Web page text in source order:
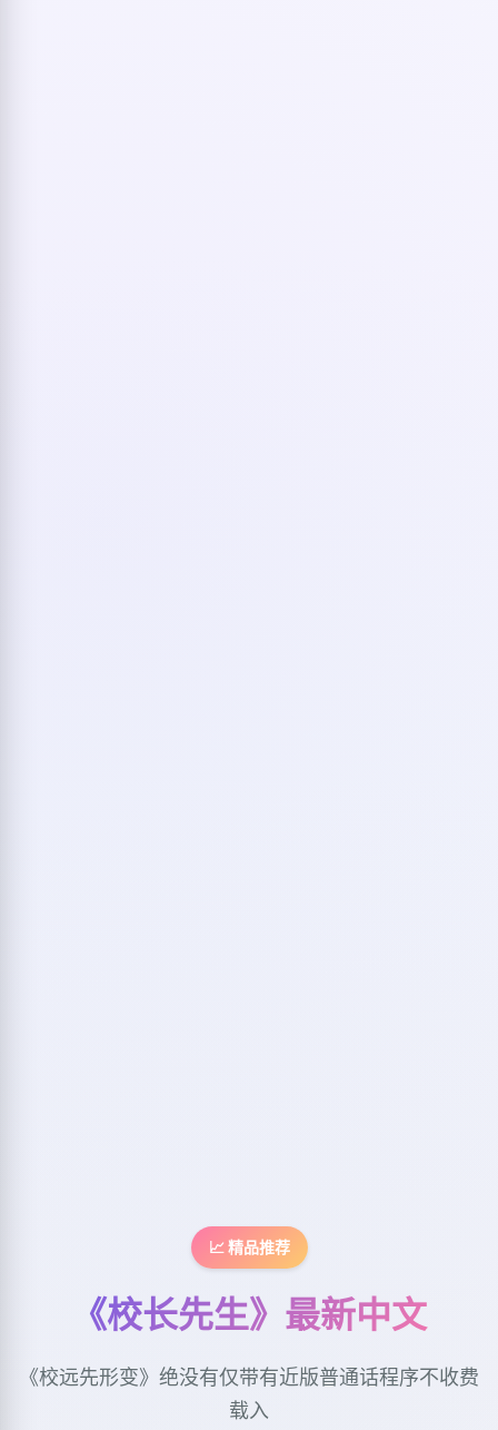
📈 精品推荐
《校长先生》最新中文
《校远先形变》绝没有仅带有近版普通话程序不收费
载入